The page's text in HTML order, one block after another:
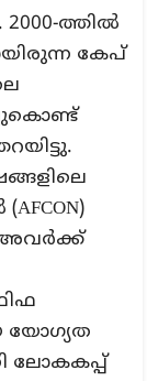
2000-ത്തിൽ
കേപ്
അവർക്ക്
യോഗ്യത
ലോകകപ്പ്